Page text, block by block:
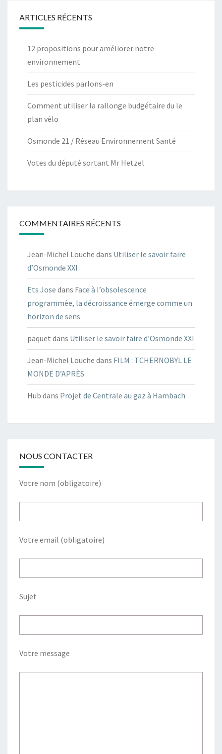
ARTICLES RÉCENTS
12 propositions pour améliorer notre
environnement
Les pesticides parlons-en
Comment utiliser la rallonge budgétaire du le
plan vélo
Osmonde 21 / Réseau Environnement Santé
Votes du député sortant Mr Hetzel
COMMENTAIRES RÉCENTS
Jean-Michel Louche dans Utiliser le savoir faire
d’Osmonde XXI
Ets Jose dans Face à l’obsolescence
programmée, la décroissance émerge comme un
horizon de sens
paquet dans Utiliser le savoir faire d’Osmonde XXI
Jean-Michel Louche dans FILM : TCHERNOBYL LE
MONDE D’APRÈS
Hub dans Projet de Centrale au gaz à Hambach
NOUS CONTACTER
Votre nom (obligatoire)
Votre email (obligatoire)
Sujet
Votre message